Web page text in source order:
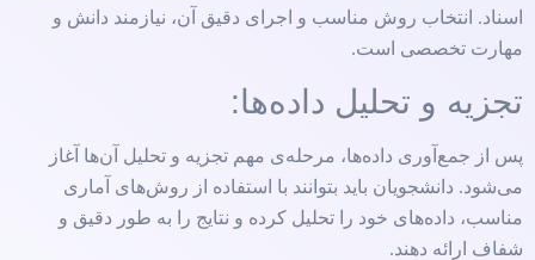
اسناد. انتخاب روش مناسب و اجرای دقیق آن، نیازمند دانش و
مهارت تخصصی است.
تجزیه و تحلیل داده‌ها:
پس از جمع‌آوری داده‌ها، مرحله‌ی مهم تجزیه و تحلیل آن‌ها آغاز
می‌شود. دانشجویان باید بتوانند با استفاده از روش‌های آماری
مناسب، داده‌های خود را تحلیل کرده و نتایج را به طور دقیق و
شفاف ارائه دهند.